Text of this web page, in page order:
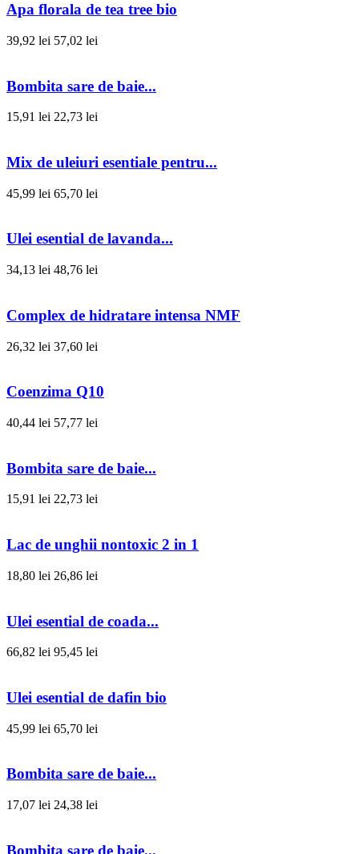
Apa florala de tea tree bio
39,92 lei 57,02 lei
Bombita sare de baie...
15,91 lei 22,73 lei
Mix de uleiuri esentiale pentru...
45,99 lei 65,70 lei
Ulei esential de lavanda...
34,13 lei 48,76 lei
Complex de hidratare intensa NMF
26,32 lei 37,60 lei
Coenzima Q10
40,44 lei 57,77 lei
Bombita sare de baie...
15,91 lei 22,73 lei
Lac de unghii nontoxic 2 in 1
18,80 lei 26,86 lei
Ulei esential de coada...
66,82 lei 95,45 lei
Ulei esential de dafin bio
45,99 lei 65,70 lei
Bombita sare de baie...
17,07 lei 24,38 lei
Bombita sare de baie...